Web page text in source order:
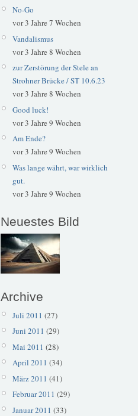
No-Go
vor 3 Jahre 7 Wochen
Vandalismus
vor 3 Jahre 8 Wochen
zur Zerstörung der Stele an
Strohner Brücke / ST 10.6.23
vor 3 Jahre 8 Wochen
Good luck!
vor 3 Jahre 9 Wochen
Am Ende?
vor 3 Jahre 9 Wochen
Was lange währt, war wirklich
gut.
vor 3 Jahre 9 Wochen
Neuestes Bild
Archive
Juli 2011 (27)
Juni 2011 (29)
Mai 2011 (28)
April 2011 (34)
März 2011 (41)
Februar 2011 (29)
Januar 2011 (33)